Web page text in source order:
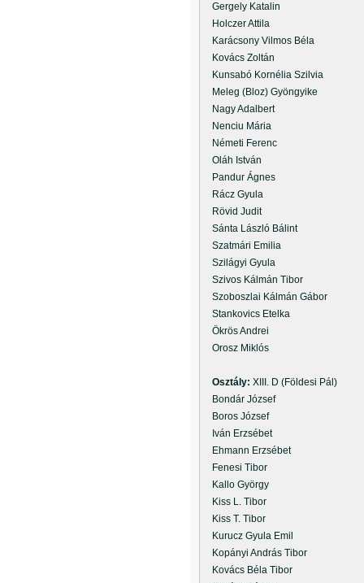
Gergely Katalin
Holczer Attila
Karácsony Vilmos Béla
Kovács Zoltán
Kunsabó Kornélia Szilvia
Meleg (Bloz) Gyöngyike
Nagy Adalbert
Nenciu Mária
Németi Ferenc
Oláh István
Pandur Ágnes
Rácz Gyula
Rövid Judit
Sánta László Bálint
Szatmári Emilia
Szilágyi Gyula
Szivos Kálmán Tibor
Szoboszlai Kálmán Gábor
Stankovics Etelka
Ökrös Andrei
Orosz Miklós
Osztály: XIII. D (Földesi Pál)
Bondár József
Boros József
Iván Erzsébet
Ehmann Erzsébet
Fenesi Tibor
Kallo György
Kiss L. Tibor
Kiss T. Tibor
Kurucz Gyula Emil
Kopányi András Tibor
Kovács Béla Tibor